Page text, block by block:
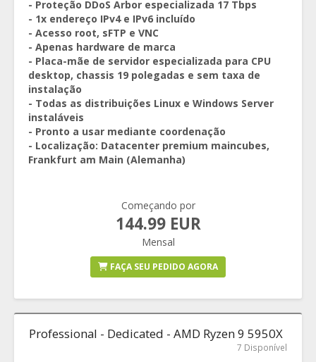
- Proteção DDoS Arbor especializada 17 Tbps
- 1x endereço IPv4 e IPv6 incluído
- Acesso root, sFTP e VNC
- Apenas hardware de marca
- Placa-mãe de servidor especializada para CPU
desktop, chassis 19 polegadas e sem taxa de
instalação
- Todas as distribuições Linux e Windows Server
instaláveis
- Pronto a usar mediante coordenação
- Localização: Datacenter premium maincubes,
Frankfurt am Main (Alemanha)
Começando por
144.99 EUR
Mensal
FAÇA SEU PEDIDO AGORA
Professional - Dedicated - AMD Ryzen 9 5950X
7 Disponível